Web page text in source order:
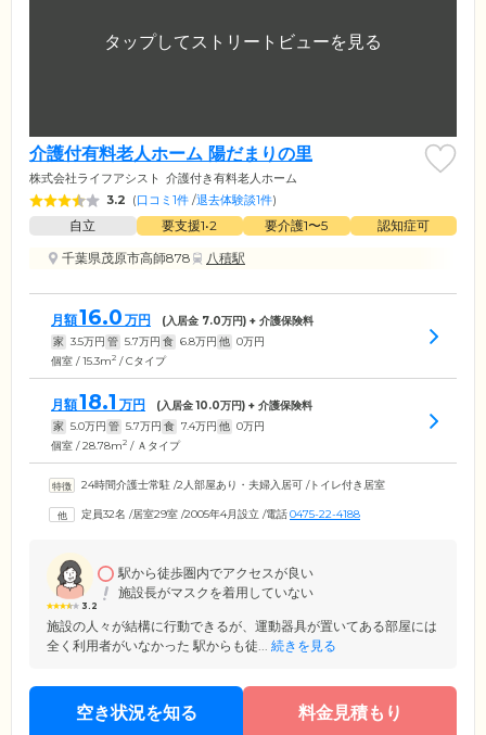
介護付有料老人ホーム 陽だまりの里
株式会社ライフアシスト 介護付き有料老人ホーム
3.2 (口コミ1件 /退去体験談1件)
自立 要支援1•2 要介護1〜5
認知症可
千葉県茂原市高師878
八積駅
月額16.0 万円 (入居金 7.0万円) + 介護保険料
家 3.5万円 管 5.7万円 食 6.8万円 他 0万円
個室 / 15.3m2 / Cタイプ
月額18.1 万円 (入居金10.0万円) + 介護保険料
家 5.0万円 管 5.7万円 食 7.4万円 他 0万円
個室 / 28.78m2 / Ａタイプ
24時間介護士常駐 /2人部屋あり・夫婦入居可 /トイレ付き居室
定員32名 /居室29室 /2005年4月設立 /電話0475-22-4188
3.2
駅から徒歩圏内でアクセスが良い
施設長がマスクを着用していない
施設の人々が結構に行動できるが、運動器具が置いてある部屋には
全く利用者がいなかった 駅からも徒... 続きを見る
空き状況を知る 料金見積もり